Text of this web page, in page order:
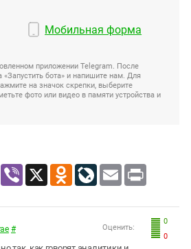
Мобильная форма
приложении Telegram. После
«Запустить бота» и напишите нам. Для
на значок скрепки, выберите
фото или видео в памяти устройства и
Viber X Odnoklassniki
LiveJournal
Email Print
0
0
Оценить:
#